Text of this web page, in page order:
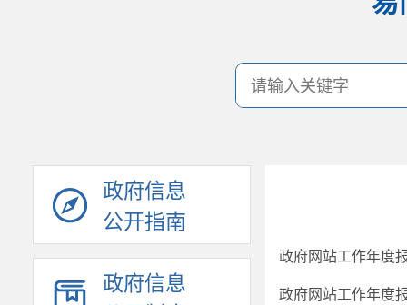
政府信息
公开指南
政府信息
政府网站工作年度
政府网站工作年度